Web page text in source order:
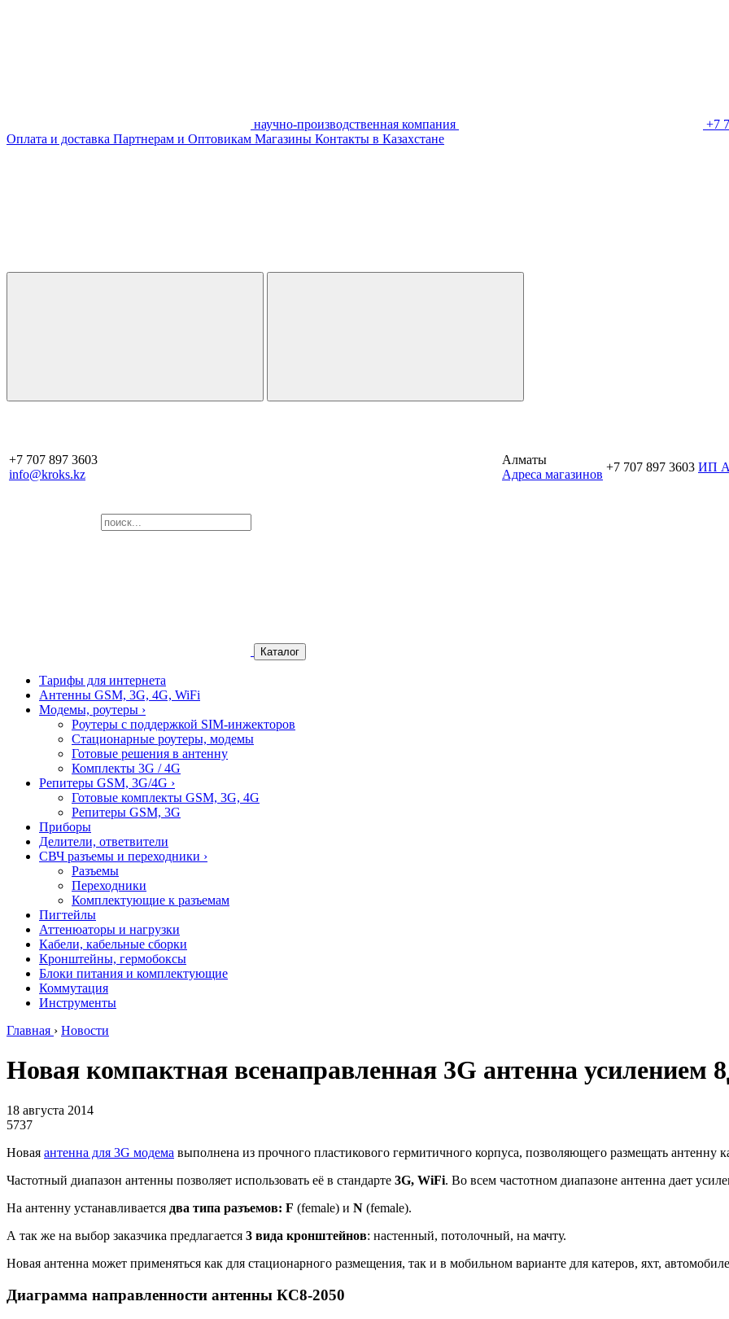
научно-производственная компания
+7
Оплата и доставка Партнерам и Оптовикам Магазины Контакты в Казахстане
+7 707 897 3603
info@kroks.kz
Алматы
Aдреса магазинов
+7 707 897 3603 ИП
Каталог
Тарифы для интернета
Антенны GSM, 3G, 4G, WiFi
Модемы, роутеры ›
Роутеры с поддержкой SIM-инжекторов
Стационарные роутеры, модемы
Готовые решения в антенну
Комплекты 3G / 4G
Репитеры GSM, 3G/4G ›
Готовые комплекты GSM, 3G, 4G
Репитеры GSM, 3G
Приборы
Делители, ответвители
СВЧ разъемы и переходники ›
Разъемы
Переходники
Комплектующие к разъемам
Пигтейлы
Аттенюаторы и нагрузки
Кабели, кабельные сборки
Кронштейны, гермобоксы
Блоки питания и комплектующие
Коммутация
Инструменты
Главная › Новости
Новая компактная всенаправленная 3G антенна усилением
18 августа 2014
5737
Новая антенна для 3G модема выполнена из прочного пластикового гермитичного корпуса, позволяющего размещать антенну
Частотный диапазон антенны позволяет использовать её в стандарте 3G, WiFi. Во всем частотном диапазоне антенна дает
На антенну устанавливается два типа разъемов: F (female) и N (female).
А так же на выбор заказчика предлагается 3 вида кронштейнов: настенный, потолочный, на мачту.
Новая антенна может применяться как для стационарного размещения, так и в мобильном варианте для катеров, яхт,
Диаграмма направленности антенны КC8-2050